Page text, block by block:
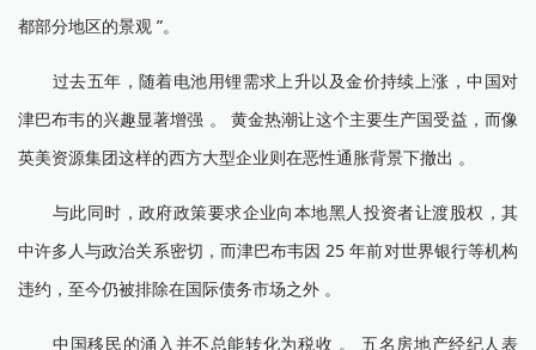
都部分地区的景观 ”。
过去五年，随着电池用锂需求上升以及金价持续上涨，中国对
津巴布韦的兴趣显著增强 。 黄金热潮让这个主要生产国受益，而像
英美资源集团这样的西方大型企业则在恶性通胀背景下撤出 。
与此同时，政府政策要求企业向本地黑人投资者让渡股权，其
中许多人与政治关系密切，而津巴布韦因 25 年前对世界银行等机构
违约，至今仍被排除在国际债务市场之外 。
中国移民的涌入并不总能转化为税收 。 五名房地产经纪人表